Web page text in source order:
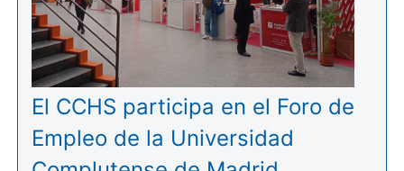
El CCHS participa en el Foro de
Empleo de la Universidad